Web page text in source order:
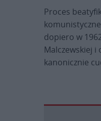
Proces
dopiero w
Malczewskiej i
kanonicznie